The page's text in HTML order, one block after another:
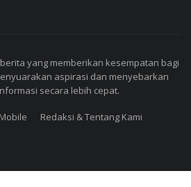
yang memberikan kesempatan bagi
aspirasi dan menyebarkan
secara lebih cepat.
Redaksi & Tentang Kami